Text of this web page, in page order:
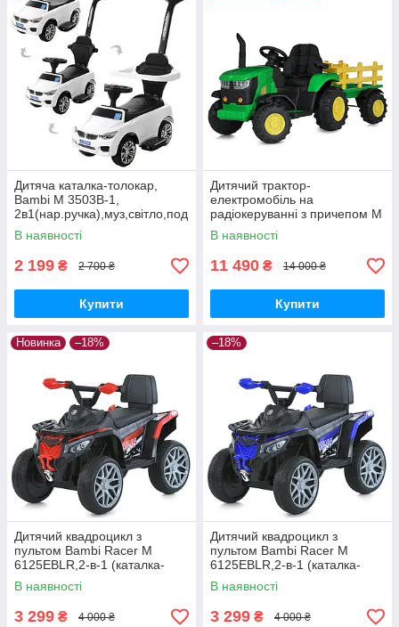
Дитяча каталка-толокар,
Bambi M 3503B-1,
2в1(нар.ручка),муз,світло,под
ст.для ніг,на бат-ке, білий
В наявності
2 199 ₴ 2 700 ₴
Купити
Дитячий трактор-
електромобіль на
радіокеруванні з причепом M
5852EBLR 2мотори35W,
1акум12V9AH, причеп, TF,
USB, EVA,шкiра
В наявності
11 490 ₴ 14 000 ₴
Купити
Новинка –18%
Дитячий квадроцикл з
пультом Bambi Racer M
6125EBLR,2-в-1 (каталка-
толокар), 1*6V4AH, 1*25 W,
MP3, USB
В наявності
3 299 ₴ 4 000 ₴
–18%
Дитячий квадроцикл з
пультом Bambi Racer M
6125EBLR,2-в-1 (каталка-
толокар), 1*6V4AH, 1*25 W,
MP3, USB
В наявності
3 299 ₴ 4 000 ₴